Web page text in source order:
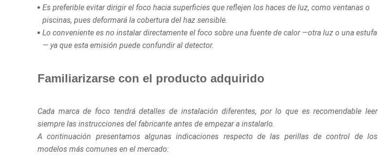
Es preferible evitar dirigir el foco hacia superficies que reflejen los haces de luz, como ventanas o
piscinas, pues deformará la cobertura del haz sensible.
Lo conveniente es no instalar directamente el foco sobre una fuente de calor —otra luz o una estufa
— ya que esta emisión puede confundir al detector.
Familiarizarse con el producto adquirido
Cada marca de foco tendrá detalles de instalación diferentes, por lo que es recomendable leer
siempre las instrucciones del fabricante antes de empezar a instalarlo.
A continuación presentamos algunas indicaciones respecto de las perillas de control de los
modelos más comunes en el mercado: